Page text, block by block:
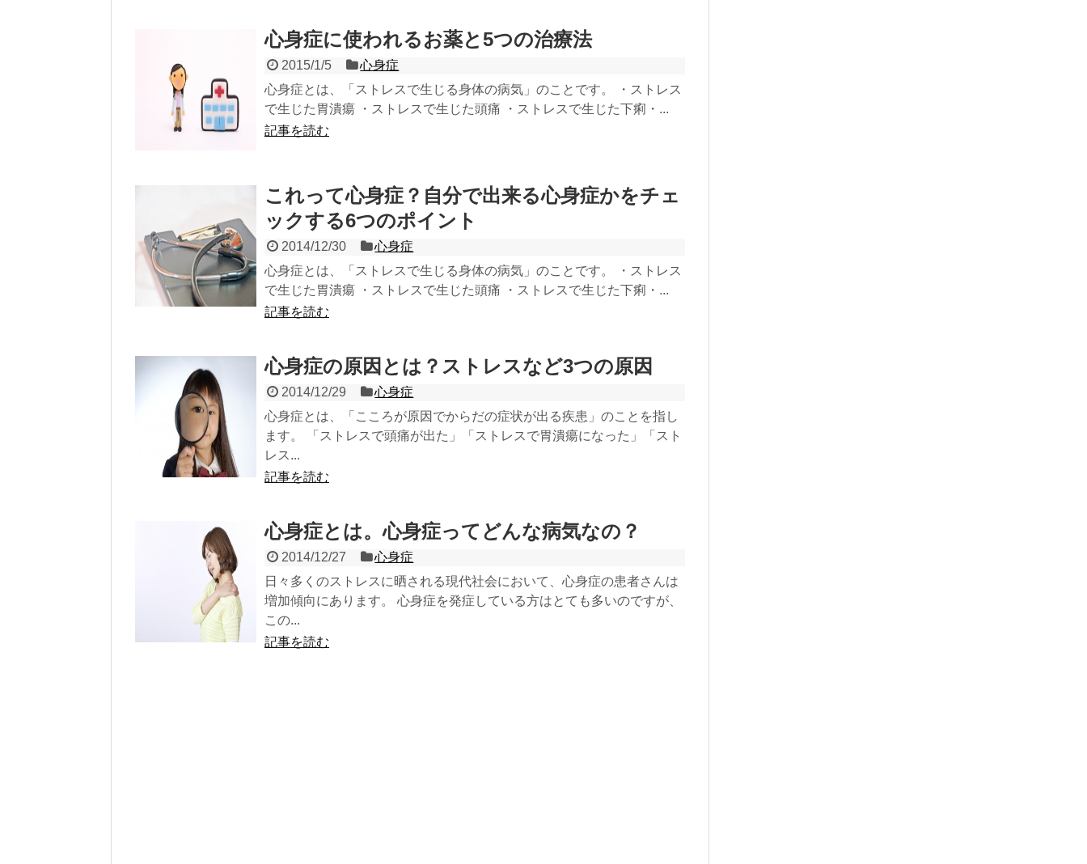
心身症に使われるお薬と5つの治療法
2015/1/5
心身症
心身症とは、「ストレスで生じる身体の病気」のことです。 ・ストレス
で生じた胃潰瘍 ・ストレスで生じた頭痛 ・ストレスで生じた下痢・...
記事を読む
これって心身症？自分で出来る心身症かをチェ
ックする6つのポイント
2014/12/30
心身症
心身症とは、「ストレスで生じる身体の病気」のことです。 ・ストレス
で生じた胃潰瘍 ・ストレスで生じた頭痛 ・ストレスで生じた下痢・...
記事を読む
心身症の原因とは？ストレスなど3つの原因
2014/12/29
心身症
心身症とは、「こころが原因でからだの症状が出る疾患」のことを指し
ます。 「ストレスで頭痛が出た」「ストレスで胃潰瘍になった」「スト
レス...
記事を読む
心身症とは。心身症ってどんな病気なの？
2014/12/27
心身症
日々多くのストレスに晒される現代社会において、心身症の患者さんは
増加傾向にあります。 心身症を発症している方はとても多いのですが、
この...
記事を読む